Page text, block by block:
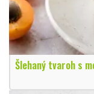
Šlehaný tvaroh s